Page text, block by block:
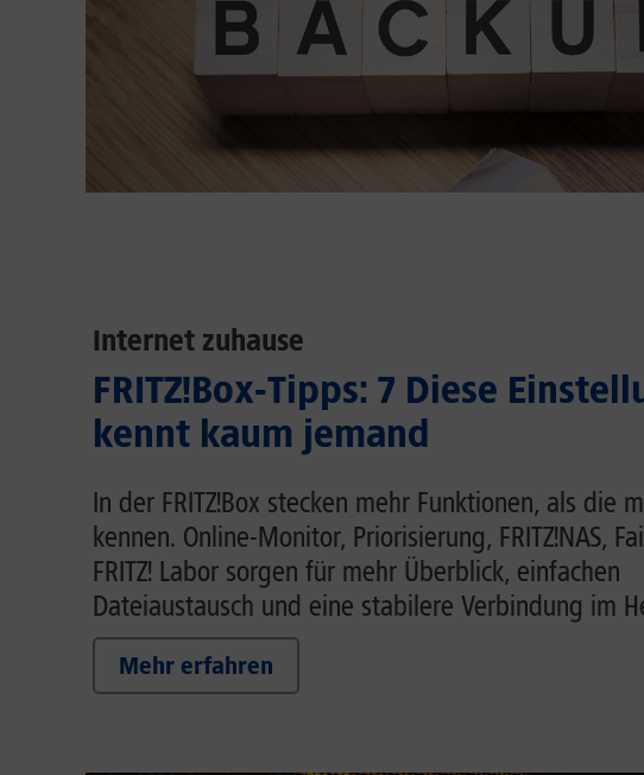
Internet zuhause
FRITZ!Box-Tipps: 7 Diese
kennt kaum jemand
In der FRITZ!Box stecken mehr Funktionen, als die
kennen. Online-Monitor, Priorisierung, FRITZ!NAS,
FRITZ! Labor sorgen für mehr Überblick, einfachen
Dateiaustausch und eine stabilere Verbindung im
Mehr erfahren